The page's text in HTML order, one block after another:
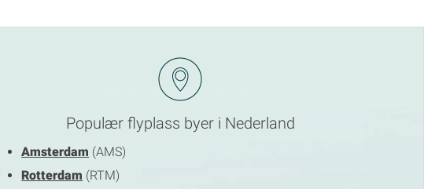
Populær flyplass byer i Nederland
Amsterdam (AMS)
Rotterdam (RTM)